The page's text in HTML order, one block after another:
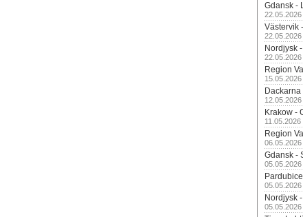
Gdansk -
Västervik
Nordjysk
Region
Krakow -
Region
Gdansk -
Nordjysk